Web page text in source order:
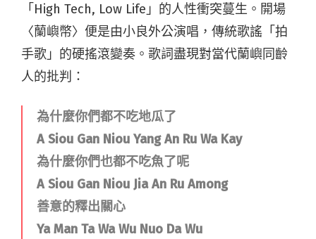
「High Tech, Low Life」的人性衝突蔓生。開場
〈蘭嶼幣〉便是由小良外公演唱，傳統歌謠「拍
手歌」的硬搖滾變奏。歌詞盡現對當代蘭嶼同齡
人的批判：
為什麼你們都不吃地瓜了
A Siou Gan Niou Yang An Ru Wa Kay
為什麼你們也都不吃魚了呢
A Siou Gan Niou Jia An Ru Among
善意的釋出關心
Ya Man Ta Wa Wu Nuo Da Wu